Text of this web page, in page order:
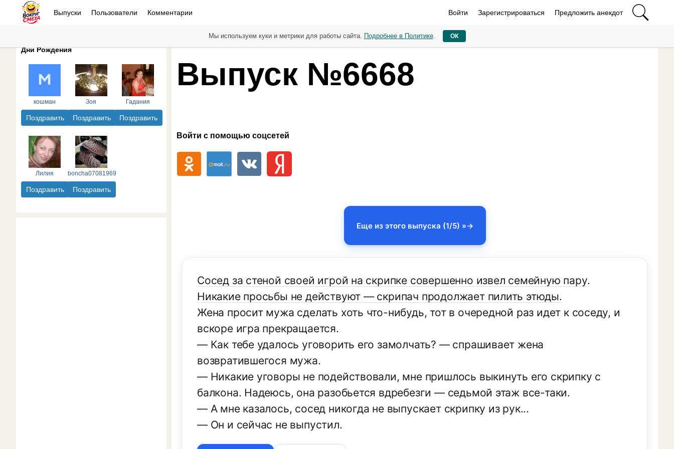
Выпуски Пользователи Комментарии Войти Зарегистрироваться Предложить анекдот
Дни Рождения
кошман
Поздравить
Зоя
Поздравить
Гадания
Поздравить
Лилия
Поздравить
boncha07081969
Поздравить
Выпуск №6668
Войти с помощью соцсетей
Еще из этого выпуска (1/5) »
Сосед за стеной своей игрой на скрипке совершенно извел семейную пару.
Никакие просьбы не действуют — скрипач продолжает пилить этюды.
Жена просит мужа сделать хоть что-нибудь, тот в очередной раз идет к соседу, и
вскоре игра прекращается.
— Как тебе удалось уговорить его замолчать? — спрашивает жена
возвратившегося мужа.
— Никакие уговоры не подействовали, мне пришлось выкинуть его скрипку с
балкона. Надеюсь, она разобьется вдребезги — седьмой этаж все-таки.
— А мне казалось, сосед никогда не выпускает скрипку из рук...
— Он и сейчас не выпустил.
Мы используем куки и метрики для работы сайта. Подробнее в Политике. ОК